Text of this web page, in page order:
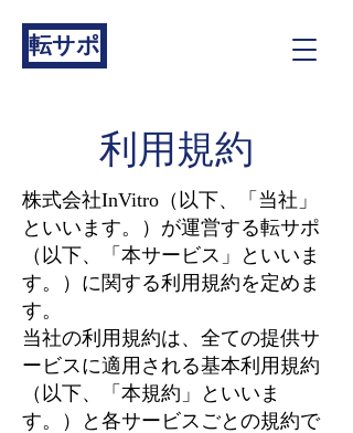
転サポ
利用規約
株式会社InVitro（以下、「当社」
といいます。）が運営する転サポ
（以下、「本サービス」といいま
す。）に関する利用規約を定めま
す。
当社の利用規約は、全ての提供サ
ービスに適用される基本利用規約
（以下、「本規約」といいま
す。）と各サービスごとの規約で